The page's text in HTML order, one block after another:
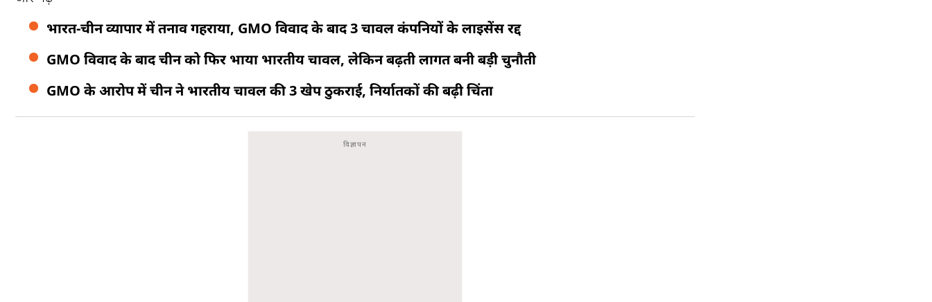
भारत-चीन व्यापार में तनाव गहराया, GMO विवाद के बाद 3 चावल कंपनियों के लाइसेंस रद्द
GMO विवाद के बाद चीन को फिर भाया भारतीय चावल, लेकिन बढ़ती लागत बनी बड़ी चुनौती
GMO के आरोप में चीन ने भारतीय चावल की 3 खेप ठुकराई, निर्यातकों की बढ़ी चिंता